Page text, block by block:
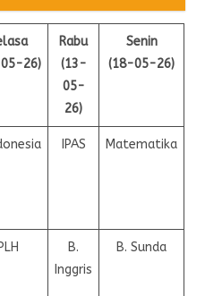
26)
Rabu
(13-
05-
26)
Senin
(18-05-26)
IPAS Matematika
PLH
B.
Inggris
B. Sunda